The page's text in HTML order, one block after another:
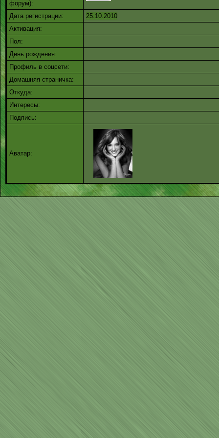
форум):
Дата регистрации:
25.10.2010
Активация:
Пол:
День рождения:
Профиль в соцсети:
Домашняя страничка:
Откуда:
Интересы:
Подпись:
Аватар: